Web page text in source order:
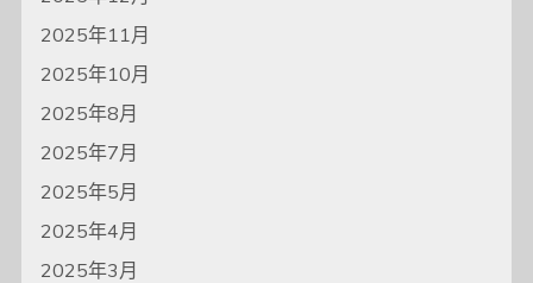
2025年11月
2025年10月
2025年8月
2025年7月
2025年5月
2025年4月
2025年3月